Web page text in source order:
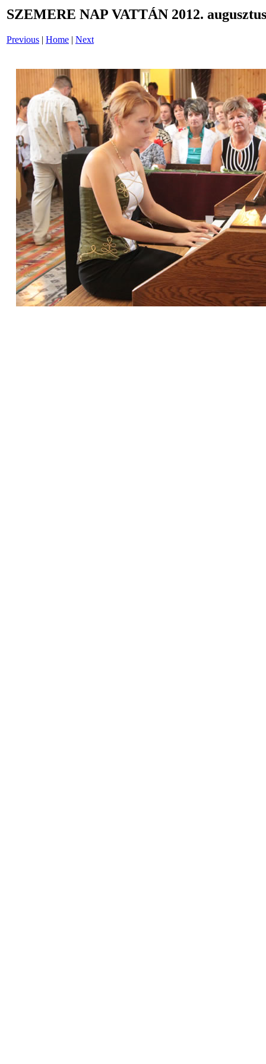
SZEMERE NAP VATTÁN 2012.
Previous | Home | Next